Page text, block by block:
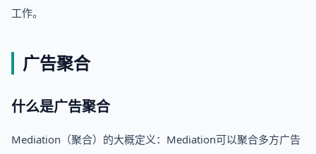
工作。
广告聚合
什么是广告聚合
Mediation（聚合）的大概定义：Mediation可以聚合多方广告